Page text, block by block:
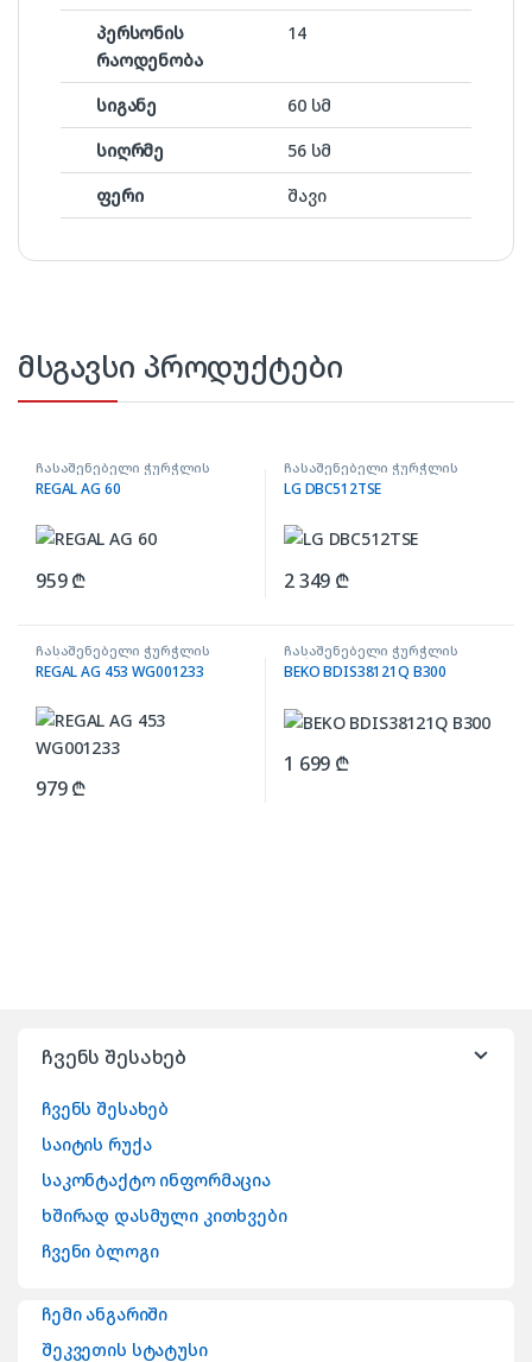
პერსონის
რაოდენობა
14
სიგანე
60 სმ
სიღრმე
56 სმ
ფერი
შავი
მსგავსი პროდუქტები
ჩასაშენებელი ჭურჭლის
სარეცხი მანქანა
REGAL AG 60
959₾
ჩასაშენებელი ჭურჭლის
სარეცხი მანქანა
LG DBC512TSE
2 349 ₾
ჩასაშენებელი ჭურჭლის
სარეცხი მანქანა
REGAL AG 453 WG001233
979₾
ჩასაშენებელი ჭურჭლის
სარეცხი მანქანა
BEKO BDIS38121Q B300
1 699 ₾
ჩვენს შესახებ
ჩვენს შესახებ
საიტის რუქა
საკონტაქტო ინფორმაცია
ხშირად დასმული კითხვები
ჩვენი ბლოგი
ჩემი ანგარიში
შეკვეთის სტატუსი